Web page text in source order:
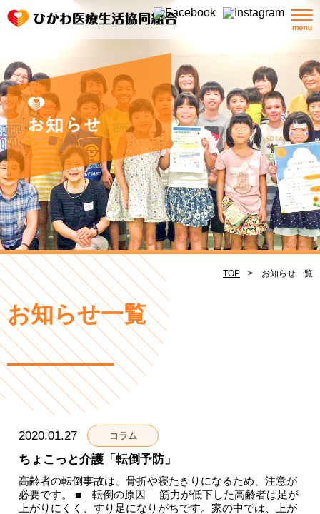
TOP お知らせ一覧
お知らせ一覧
2020.01.27 コラム
ちょこっと介護「転倒予防」
高齢者の転倒事故は、骨折や寝たきりになるため、注意が
必要です。 ■ 転倒の原因 筋力が低下した高齢者は足が
上がりにくく、すり足になりがちです。家の中では、上が